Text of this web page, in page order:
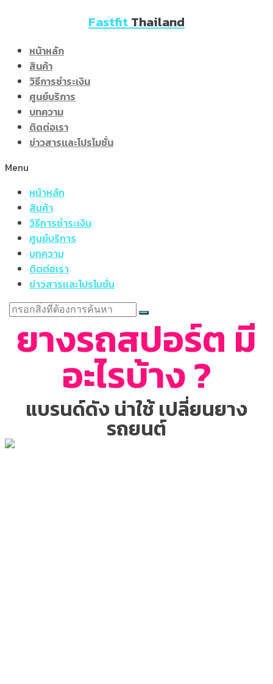
content
FastfitThailand
หน้าหลัก
สินค้า
วิธีการชำระเงิน
ศูนย์บริการ
บทความ
ติดต่อเรา
ข่าวสารเเละโปรโมชั่น
Menu
หน้าหลัก
สินค้า
วิธีการชำระเงิน
ศูนย์บริการ
บทความ
ติดต่อเรา
ข่าวสารเเละโปรโมชั่น
ยางรถสปอร์ต มี
อะไรบ้าง ?
แบรนด์ดัง น่าใช้ เปลี่ยนยาง
รถยนต์